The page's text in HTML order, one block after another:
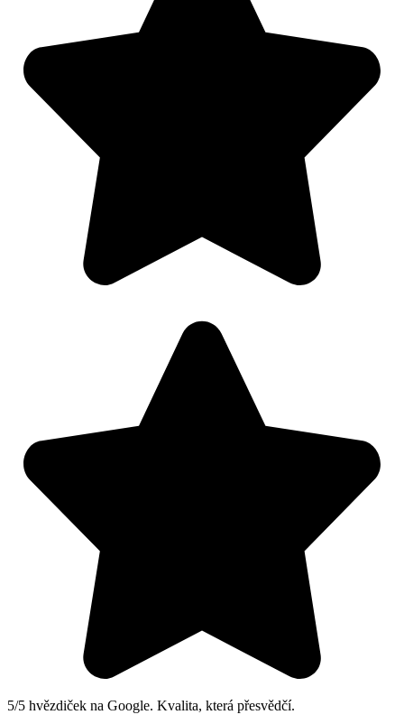
5/5 hvězdiček na Google. Kvalita, která přesvědčí.